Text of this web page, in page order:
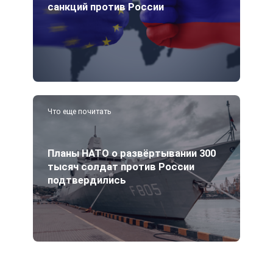
санкций против России
Что еще почитать
Планы НАТО о развёртывании 300
тысяч солдат против России
подтвердились